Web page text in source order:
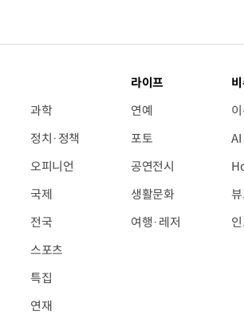
과학
정치·정책
오피니언
국제
전국
스포츠
특집
연재
라이프
연예
포토
공연전시
생활문화
여행·레저